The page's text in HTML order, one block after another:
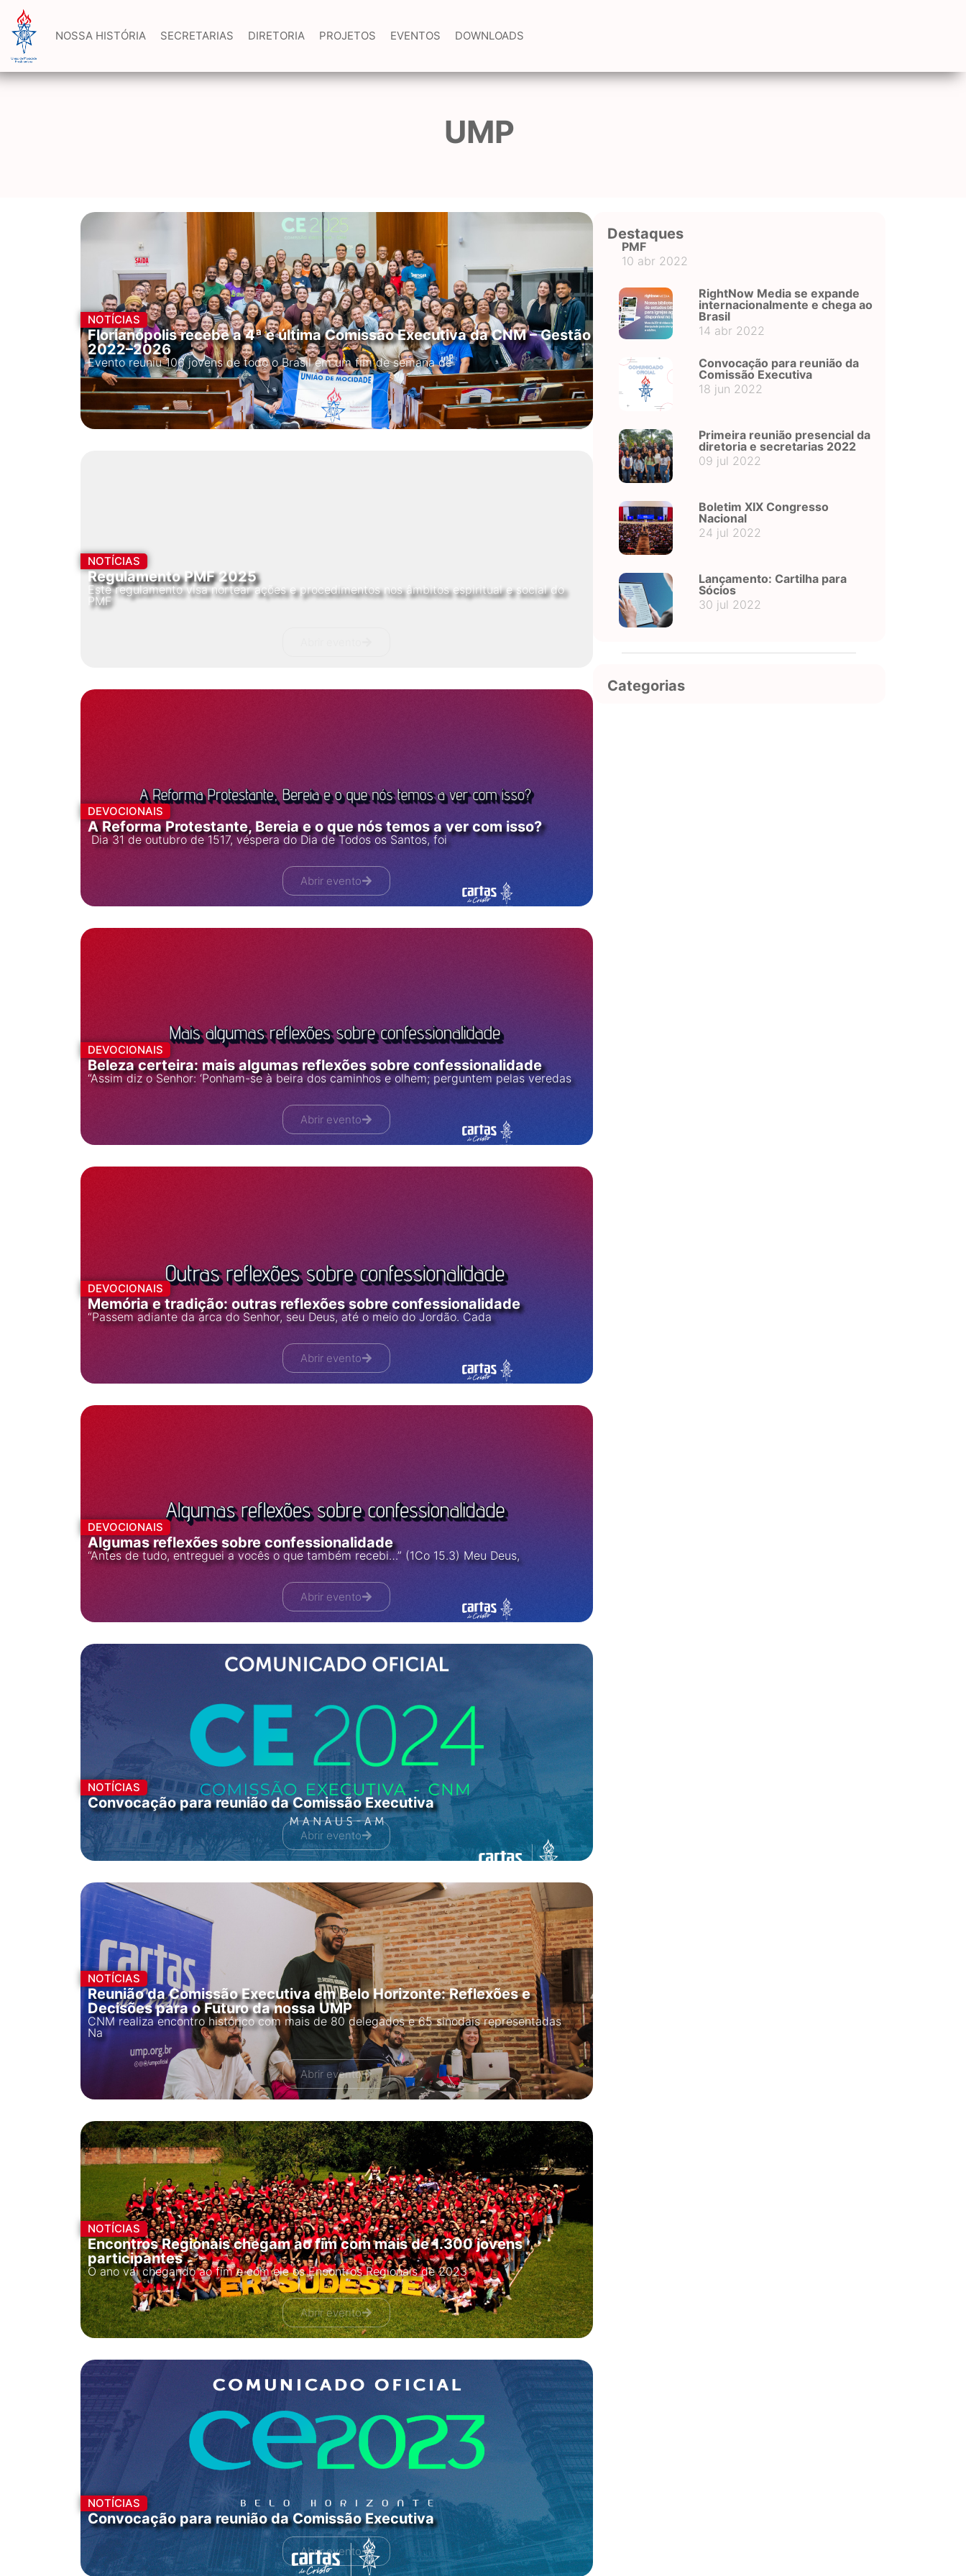
NOSSA HISTÓRIA SECRETARIAS DIRETORIA PROJETOS EVENTOS DOWNLOADS
UMP
NOTÍCIAS
Florianópolis recebe a 4ª e última Comissão Executiva da CNM – Gestão
2022–2026
Evento reuniu 106 jovens de todo o Brasil em um fim de semana de
Abrir evento
NOTÍCIAS
Regulamento PMF 2025
Este regulamento visa nortear ações e procedimentos nos âmbitos espiritual e social do
PMF
DEVOCIONAIS
A Reforma Protestante, Bereia e o que nós temos a ver com isso?
Dia 31 de outubro de 1517, véspera do Dia de Todos os Santos, foi
Abrir evento
DEVOCIONAIS
Beleza certeira: mais algumas reflexões sobre confessionalidade
“Assim diz o Senhor: ‘Ponham-se à beira dos caminhos e olhem; perguntem pelas veredas
Abrir evento
DEVOCIONAIS
Memória e tradição: outras reflexões sobre confessionalidade
“Passem adiante da arca do Senhor, seu Deus, até o meio do Jordão. Cada
Abrir evento
DEVOCIONAIS
Algumas reflexões sobre confessionalidade
“Antes de tudo, entreguei a vocês o que também recebi…” (1Co 15.3) Meu Deus,
Abrir evento
NOTÍCIAS
Convocação para reunião da Comissão Executiva
Abrir evento
NOTÍCIAS
Reunião da Comissão Executiva em Belo Horizonte: Reflexões e
Decisões para o Futuro da nossa UMP
CNM realiza encontro histórico com mais de 80 delegados e 65 sinodais representadas
Na
Abrir evento
NOTÍCIAS
Encontros Regionais chegam ao fim com mais de 1.300 jovens
participantes
O ano vai chegando ao fim e com ele os Encontros Regionais de 2023
Abrir evento
NOTÍCIAS
Convocação para reunião da Comissão Executiva
Abrir evento
Destaques
PMF
10 abr 2022
RightNow Media se expande
internacionalmente e chega ao
Brasil
14 abr 2022
Convocação para reunião da
Comissão Executiva
18 jun 2022
Primeira reunião presencial da
diretoria e secretarias 2022
09 jul 2022
Boletim XIX Congresso
Nacional
24 jul 2022
Lançamento: Cartilha para
Sócios
30 jul 2022
Categorias